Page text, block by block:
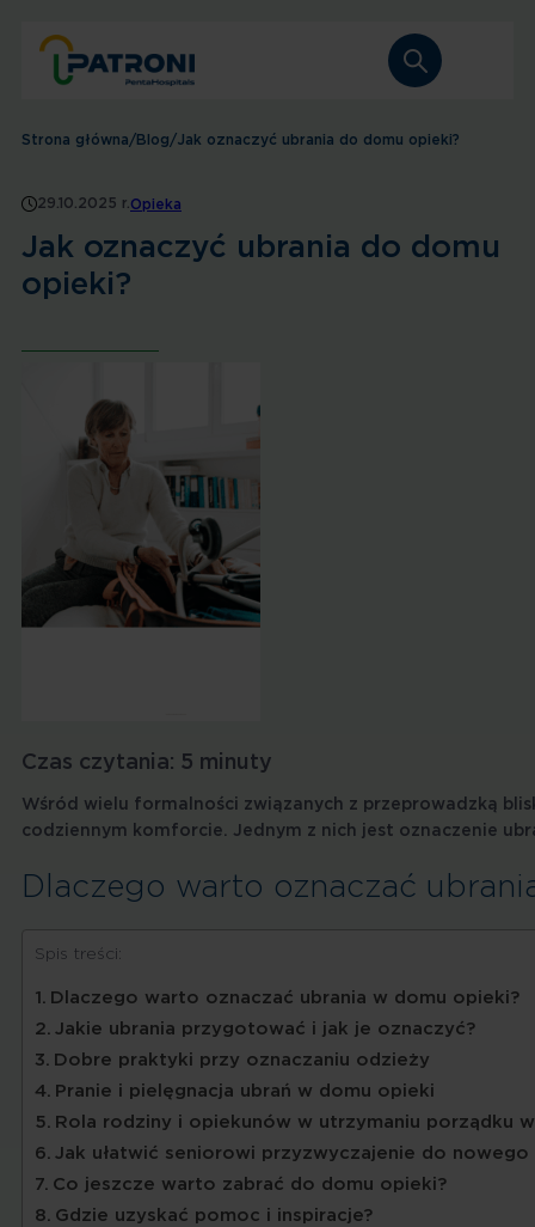
Strona główna/Blog/Jak oznaczyć ubrania do domu opieki?
29.10.2025 r. Opieka
Jak oznaczyć ubrania do domu
opieki?
Czas czytania: 5 minuty
Wśród wielu formalności związanych z przeprowadzką
codziennym komforcie. Jednym z nich jest oznaczenie
Dlaczego warto oznaczać
Spis treści:
Dlaczego warto oznaczać ubrania w domu opieki?
Jakie ubrania przygotować i jak je oznaczyć?
Dobre praktyki przy oznaczaniu odzieży
Pranie i pielęgnacja ubrań w domu opieki
Rola rodziny i opiekunów w utrzymaniu porządku
Jak ułatwić seniorowi przyzwyczajenie do nowego
Co jeszcze warto zabrać do domu opieki?
Gdzie uzyskać pomoc i inspiracje?